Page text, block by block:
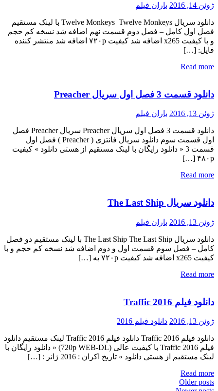
ژوئن 14, 2016 باران فیلم
دانلود سریال Twelve Monkeys Twelve Monkeys با لینک مستقیم
فصل اول کامل – فصل دوم قسمت نهم اضافه شد نسخه کم حجم
و با کیفیت x265 اضافه شد کیفیت ۷۲۰p اضافه شد منتشر کننده
فایل: […]
Read more
دانلود قسمت 3 فصل اول سریال Preacher
ژوئن 13, 2016 باران فیلم
دانلود قسمت 3 فصل اول سریال Preacher سریال Preacher فصل
اول قسمت سوم دانلود سریال فانتزی ( Preacher ) فصل اول
قسمت 3 « دانلود رایگان با لینک مستقیم از هستی دانلود » کیفیت
۴۸۰p […]
Read more
دانلود سریال The Last Ship
ژوئن 13, 2016 باران فیلم
دانلود سریال The Last Ship The Last Ship با لینک مستقیم دو فصل
کامل – فصل سوم قسمت اول و دوم اضافه شد نسخه کم حجم و با
کیفیت x265 اضافه شد کیفیت ۷۲۰p به […]
Read more
دانلود فیلم Traffic 2016
ژوئن 13, 2016 دانلود فیلم 2016
دانلود فیلم Traffic 2016 دانلود فیلم Traffic 2016 لینک مستقیم دانلود
فیلم Traffic 2016 با کیفیت عالی (720p WEB-DL) « دانلود رایگان با
لینک مستقیم از هستی دانلود » تاریخ اکران : 2016 ژانر : […]
Read more
Posts
Older posts